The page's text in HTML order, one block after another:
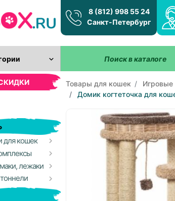
8 (812) 998 55 24
Санкт-Петербург
для кошек
лежаки
Товары для кошек
Домик когтеточка для